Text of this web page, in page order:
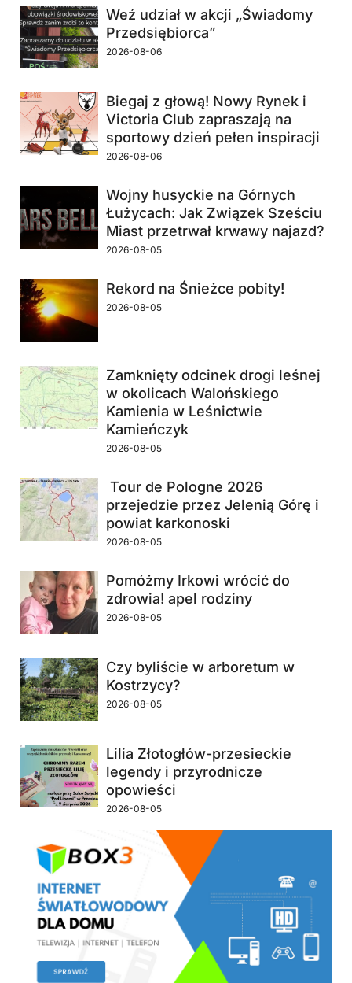
Weź udział w akcji „Świadomy
Przedsiębiorca”
2026-08-06
Biegaj z głową! Nowy Rynek i
Victoria Club zapraszają na
sportowy dzień pełen inspiracji
2026-08-06
Wojny husyckie na Górnych
Łużycach: Jak Związek Sześciu
Miast przetrwał krwawy najazd?
2026-08-05
Rekord na Śnieżce pobity!
2026-08-05
Zamknięty odcinek drogi leśnej
w okolicach Walońskiego
Kamienia w Leśnictwie
Kamieńczyk
2026-08-05
Tour de Pologne 2026
przejedzie przez Jelenią Górę i
powiat karkonoski
2026-08-05
Pomóżmy Irkowi wrócić do
zdrowia! apel rodziny
2026-08-05
Czy byliście w arboretum w
Kostrzycy?
2026-08-05
Lilia Złotogłów-przesieckie
legendy i przyrodnicze
opowieści
2026-08-05